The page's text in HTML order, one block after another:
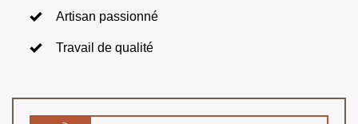
Artisan passionné
Travail de qualité